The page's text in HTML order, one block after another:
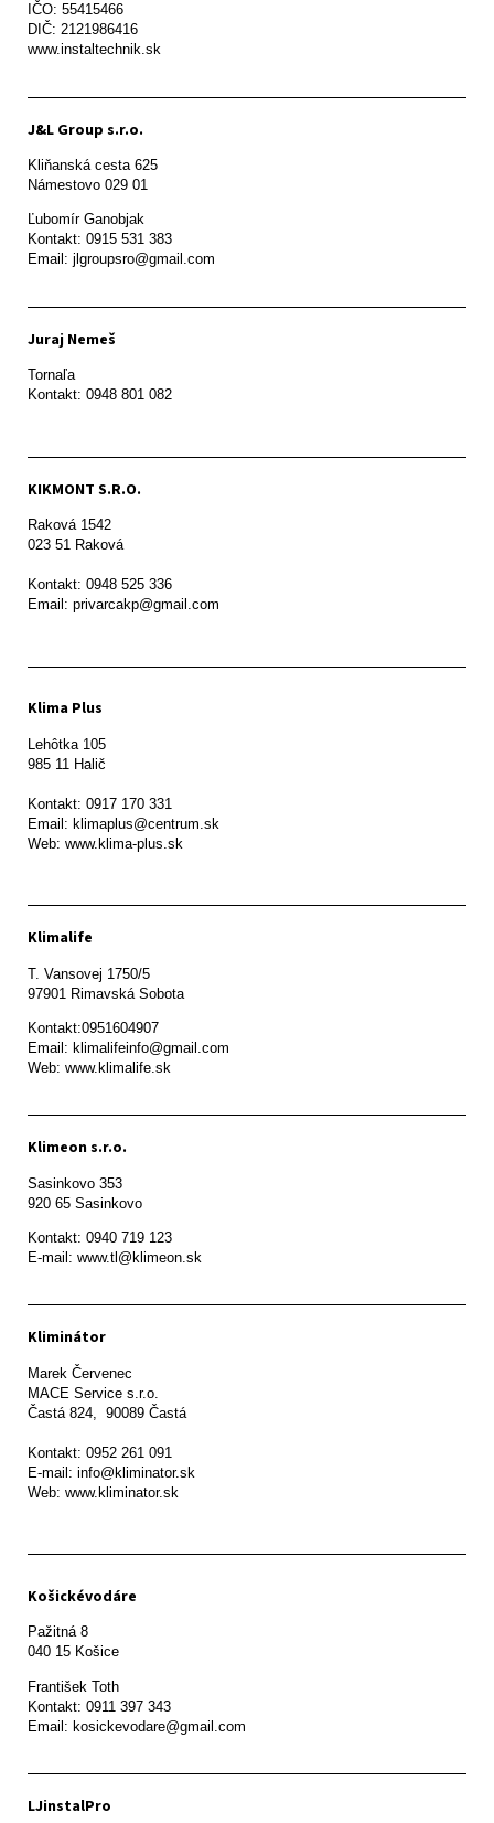
IČO: 55415466
DIČ: 2121986416
www.instaltechnik.sk
J&L Group s.r.o.
Kliňanská cesta 625
Námestovo 029 01
Ľubomír Ganobjak
Kontakt: 0915 531 383
Email: jlgroupsro@gmail.com
Juraj Nemeš
Tornaľa
Kontakt: 0948 801 082
KIKMONT S.R.O.
Raková 1542
023 51 Raková
Kontakt: 0948 525 336
Email: privarcakp@gmail.com
Klima Plus
Lehôtka 105
985 11 Halič
Kontakt: 0917 170 331
Email: klimaplus@centrum.sk
Klimalife
T. Vansovej 1750/5
97901 Rimavská Sobota
Kontakt:0951604907
Email: klimalifeinfo@gmail.com
Web: www.klimalife.sk
Klimeon s.r.o.
Sasinkovo 353
920 65 Sasinkovo
Kontakt: 0940 719 123
E-mail: www.tl@klimeon.sk
Kliminátor
Marek Červenec
MACE Service s.r.o.
Častá 824,  90089 Častá
Kontakt: 0952 261 091
E-mail: info@kliminator.sk
Web: www.kliminator.sk
Košickévodáre
Pažitná 8
František Toth
Kontakt: 0911 397 343
Email: kosickevodare@gmail.com
LJinstalPro